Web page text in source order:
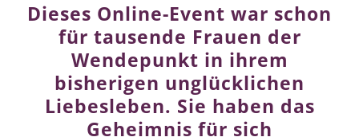
Dieses Online-Event war schon
für tausende Frauen der
Wendepunkt in ihrem
bisherigen unglücklichen
Liebesleben. Sie haben das
Geheimnis für sich